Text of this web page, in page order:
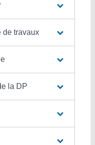
de travaux
la DP